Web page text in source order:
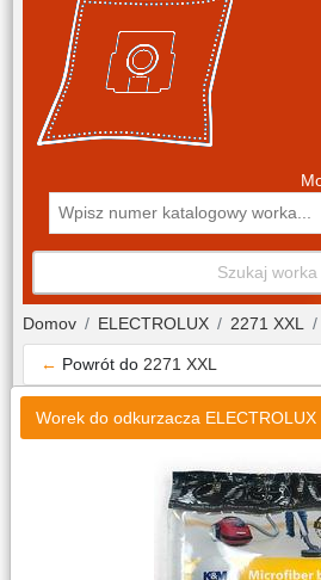
Szukaj worka
Domov ELECTROLUX 2271 XXL
← Powrót do 2271 XXL
Worek do odkurzacza